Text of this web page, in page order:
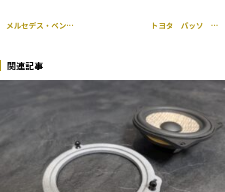
メルセデス・ベンツ Cクラス W204 持ち込み 前後 パッド ローター 交換 千葉市 トヨタ パッソ パワステ効かない 電動パワステモーター 清掃 千葉市
関連記事